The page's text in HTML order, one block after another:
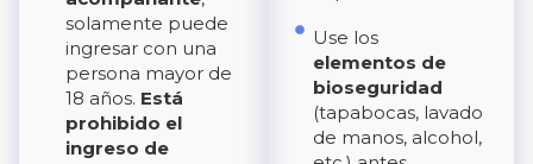
solamente puede
ingresar con una
persona mayor de
18 años. Está
prohibido el
ingreso de
Use los
elementos de
bioseguridad
(tapabocas, lavado
de manos, alcohol,